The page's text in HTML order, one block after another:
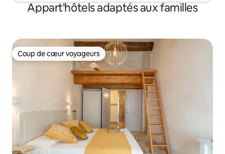
Appart'hôtels adaptés aux familles
Coup de cœur voyageurs
Coup de cœur voyageurs